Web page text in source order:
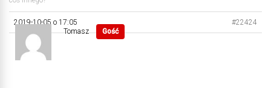
2019-10-05 o 17:05
#22424
Tomasz
Gość